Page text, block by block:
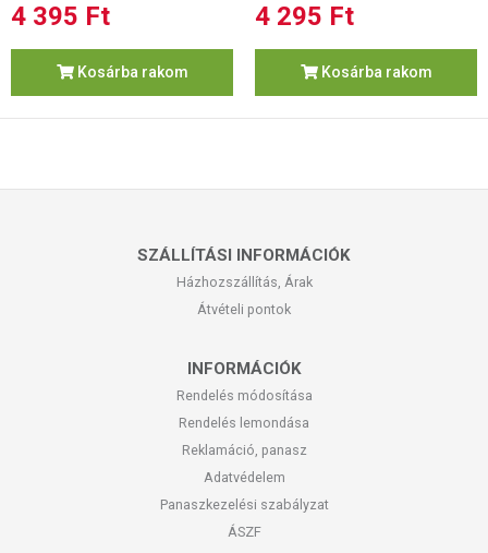
4 395 Ft
Kosárba rakom
4 295 Ft
Kosárba rakom
SZÁLLÍTÁSI INFORMÁCIÓK
Házhozszállítás, Árak
Átvételi pontok
INFORMÁCIÓK
Rendelés módosítása
Rendelés lemondása
Reklamáció, panasz
Adatvédelem
Panaszkezelési szabályzat
ÁSZF